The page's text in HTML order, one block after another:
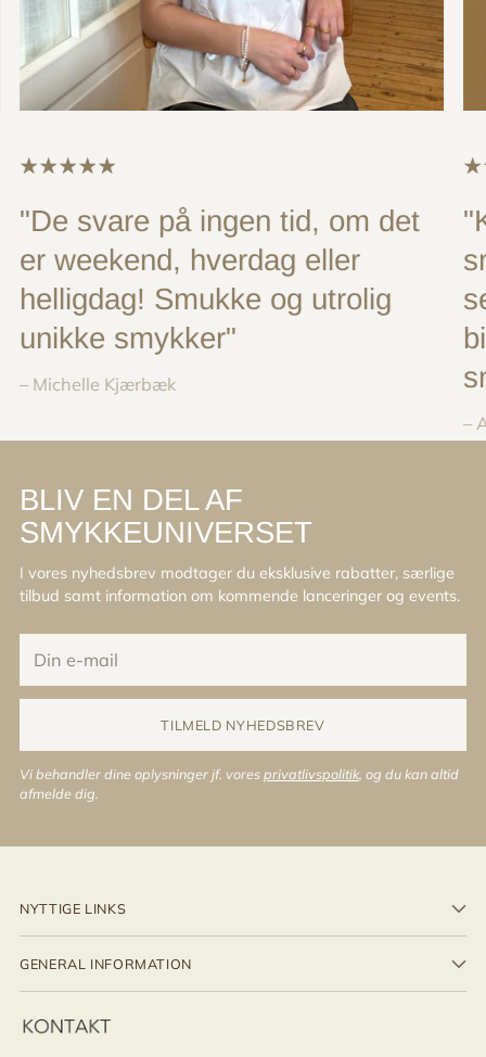
"De svare på ingen tid, om det
er weekend, hverdag eller
helligdag! Smukke og utrolig
unikke smykker"
– Michelle Kjærbæk
–
BLIV EN DEL AF
SMYKKEUNIVERSET
I vores nyhedsbrev modtager du eksklusive rabatter, særlige
tilbud samt information om kommende lanceringer og events.
e-
mail
TILMELD NYHEDSBREV
Vi behandler dine oplysninger jf. voresprivatlivspolitik , og du kan altid
afmelde dig.
NYTTIGE LINKS
GENERAL INFORMATION